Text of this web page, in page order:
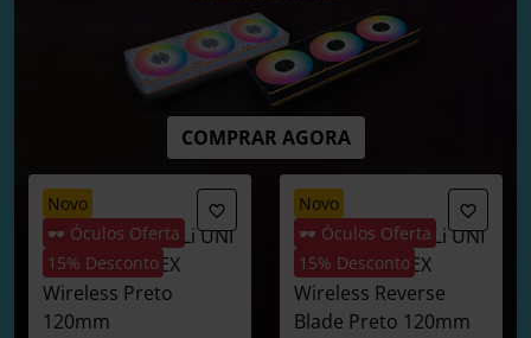
novo
🕶️ Óculos Oferta
15% Desconto
Ventoinha Lian Li UNI
FAN SL120 FLEX
Wireless Preto
120mm
novo
🕶️ Óculos Oferta
15% Desconto
Ventoinha Lian Li UNI
FAN SL120 FLEX
Wireless Reverse
Blade Preto 120mm
COMPRAR AGORA